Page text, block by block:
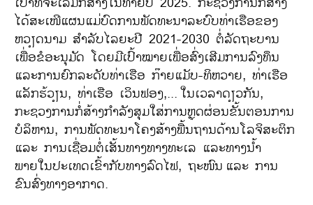
ໄດ້ສະເໜີແຜນແມ່ບົດການພັດທະນາລະບົບທ່າເຮືອຂອງ
ຫວຽດນາມ ສຳລັບໄລຍະປີ 2021-2030 ຕໍ່ລັດຖະບານ
ເພື່ອຂໍອະນຸມັດ ໂດຍມີເປົ້າໝາຍເພື່ອສົ່ງເສີມການລົງທຶນ
ແລະການຍົກລະດັບທ່າເຮືອ ກ໊າຍແມັບ-ທິຫວາຍ, ທ່າເຮືອ
ແລັກຮ້ວຽນ, ທ່າເຮືອ ເວິນຟອງ,...ໃນເວລາດຽວກັນ,
ກະຊວງການກໍ່ສ້າງກໍາລັງສຸມໃສ່ການຫຼຸດຜ່ອນຂັ້ນຕອນການ
ບໍລິຫານ, ການພັດທະນາໂຄງສ້າງພື້ນຖານດ້ານໂລຈິສະຕິກ
ແລະ ການເຊື່ອມຕໍ່ເສັ້ນທາງທາງທະເລ ແລະທາງນໍ້າ
ພາຍໃນປະເທດເຂົ້າກັບທາງລົດໄຟ, ຖະໜົນ ແລະ ການ
ຂົນສົ່ງທາງອາກາດ.